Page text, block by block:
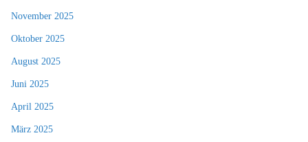
November 2025
Oktober 2025
August 2025
Juni 2025
April 2025
März 2025